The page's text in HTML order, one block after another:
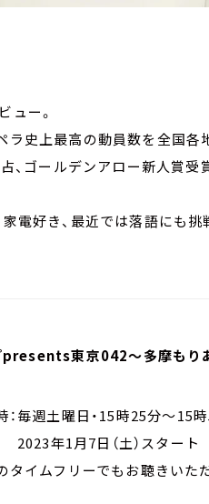
ュー。
史上最高の動員数を全国各
、ゴールデンアロー新人賞受
電好き、最近では落語にも挑
presents東京042～多摩もり
：毎週土曜日・15時25分～15
2023年1月7日（土）スタート
ムフリーでもお聴きいただ